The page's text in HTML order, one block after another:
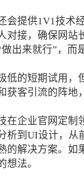
会提供1V1技术
对接，确保网站
出来就行”，而
低的短期试用，
获客引流的阵地
在企业官网定制
析到UI设计，从
的解决方案。如
想法。